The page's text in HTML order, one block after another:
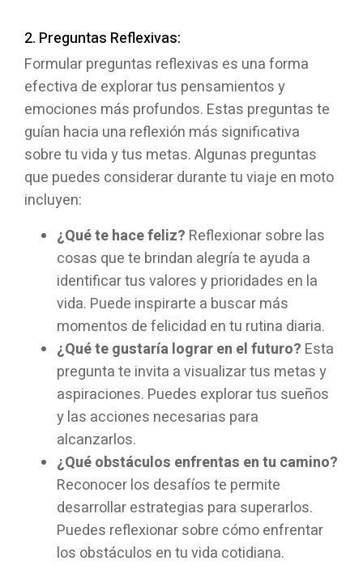
2. Preguntas Reflexivas:
Formular preguntas reflexivas es una forma
efectiva de explorar tus pensamientos y
emociones más profundos. Estas preguntas te
guían hacia una reflexión más significativa
sobre tu vida y tus metas. Algunas preguntas
que puedes considerar durante tu viaje en moto
incluyen:
¿Qué te hace feliz? Reflexionar sobre las
cosas que te brindan alegría te ayuda a
identificar tus valores y prioridades en la
vida. Puede inspirarte a buscar más
momentos de felicidad en tu rutina diaria.
¿Qué te gustaría lograr en el futuro? Esta
pregunta te invita a visualizar tus metas y
aspiraciones. Puedes explorar tus sueños
y las acciones necesarias para
alcanzarlos.
¿Qué obstáculos enfrentas en tu camino?
Reconocer los desafíos te permite
desarrollar estrategias para superarlos.
Puedes reflexionar sobre cómo enfrentar
los obstáculos en tu vida cotidiana.